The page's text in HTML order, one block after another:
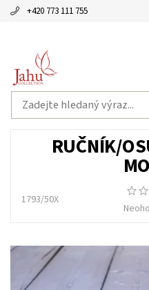
+420 773 111 755
RUČNÍK/
1793/50X